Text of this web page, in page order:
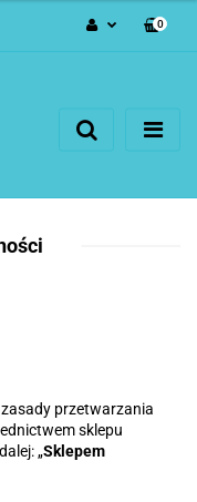
Dodaj zgłoszenie
0
przetwarzania
sklepu
„Sklepem